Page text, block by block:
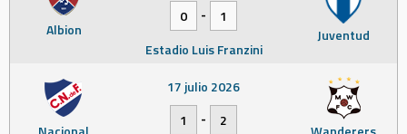
Albion Juventud
0
-
1
Estadio Luis Franzini
17 julio 2026
1
-
2